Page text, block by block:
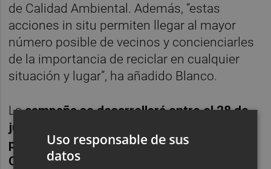
de Calidad Ambiental. Además, “estas
acciones in situ permiten llegar al mayor
número posible de vecinos y concienciarles
de la importancia de reciclar en cualquier
situación y lugar”, ha añadido Blanco.
Lacampaña se desarrollará entre el 28 de
junio y el 26 de julio próximos, en las 19
playas seleccionadas de las provincias de
Castellón, Valencia y Alicante.
Uso responsable de sus
datos